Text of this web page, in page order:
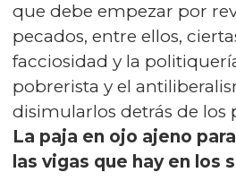
que debe empezar por
pecados, entre ellos,
facciosidad y la
pobrerista y el
disimularlos detrás de los
La paja en ojo ajeno
las vigas que hay en los